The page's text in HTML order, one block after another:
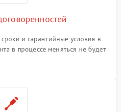
и гарантийные условия в
в процессе меняться не будет